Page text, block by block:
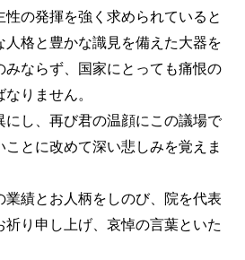
の発揮を強く求められていると
人格と豊かな識見を備えた大器を
みならず、国家にとっても痛恨の
りません。
し、再び君の温顔にこの議場で
とに改めて深い悲しみを覚えま
績とお人柄をしのび、院を代表
祈り申し上げ、哀悼の言葉といた